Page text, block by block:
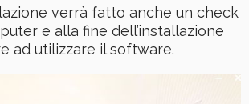
verrà fatto anche un check
e alla fine dell’installazione
ad utilizzare il software.